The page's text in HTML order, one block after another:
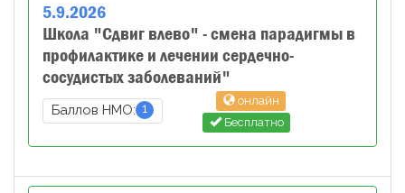
5.9.2026
Школа "Сдвиг влево" - смена парадигмы в
профилактике и лечении сердечно-
сосудистых заболеваний"
Баллов НМО: 1
онлайн
Бесплатно